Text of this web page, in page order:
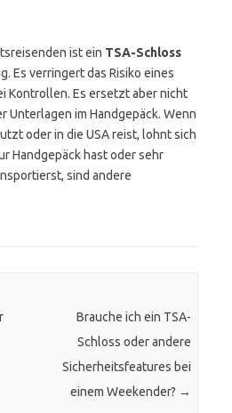
ist ein TSA-Schloss
Es verringert das Risiko eines
Kontrollen. Es ersetzt aber nicht
Unterlagen im Handgepäck. Wenn
oder in die USA reist, lohnt sich
Handgepäck hast oder sehr
sind andere
Brauche ich ein TSA-
Schloss oder andere
Sicherheitsfeatures bei
einem Weekender? →